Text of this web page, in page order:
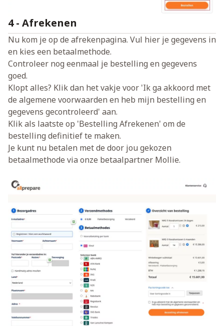
4 - Afrekenen
Nu kom je op de afrekenpagina. Vul hier je gegevens in
en kies een betaalmethode.
Controleer nog eenmaal je bestelling en gegevens
goed.
Klopt alles? Klik dan het vakje voor 'Ik ga akkoord met
de algemene voorwaarden en heb mijn bestelling en
gegevens gecontroleerd' aan.
Klik als laatste op 'Bestelling Afrekenen' om de
bestelling definitief te maken.
Je kunt nu betalen met de door jou gekozen
betaalmethode via onze betaalpartner Mollie.